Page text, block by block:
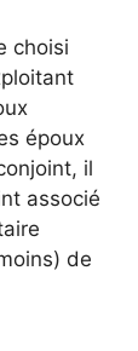
choisi
époux
il
associé
de